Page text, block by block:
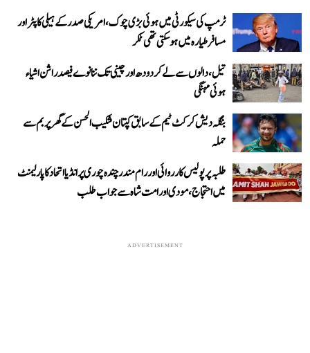
ٹرمپ کی سیکورٹی میں ہوئی بڑی چوک، امریکی صدر کے ہیلی کاپٹر اور
مسافر طیارہ میں ہو سکتی تھی ٹکر
تیل، دالوں سے لے کر دودھ اور چینی تک ننانوے فیصد راشن اشیاء
ہوئی مہنگی
بنگلہ دیش کرکٹ ٹیم کے سابق کپتان شکیب الحسن کے گھر پر بم سے
حملہ
طلبہ پر پولیس کارروائی اور رام مندر چندہ چوری پر انڈیا اتحاد کا پارلیمنٹ
میں احتجاج، مودی اور امت شاہ سے جواب طلب
ADVERTISEMENT